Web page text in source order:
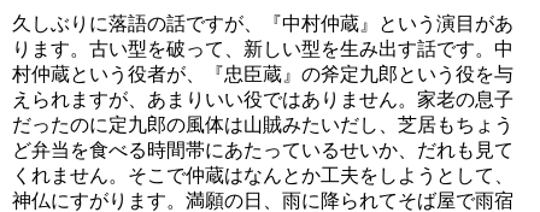
久しぶりに落語の話ですが、『中村仲蔵』という演目があ
ります。古い型を破って、新しい型を生み出す話です。中
村仲蔵という役者が、『忠臣蔵』の斧定九郎という役を与
えられますが、あまりいい役ではありません。家老の息子
だったのに定九郎の風体は山賊みたいだし、芝居もちょう
ど弁当を食べる時間帯にあたっているせいか、だれも見て
くれません。そこで仲蔵はなんとか工夫をしようとして、
神仏にすがります。満願の日、雨に降られてそば屋で雨宿